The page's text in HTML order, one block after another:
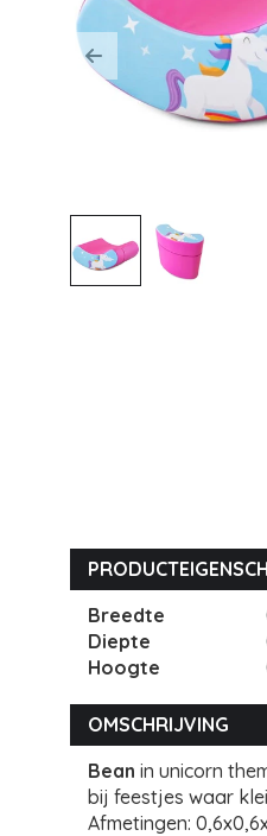
Previous
Breedte
Diepte
Hoogte
OMSCHRIJVING
Bean in unicorn
bij feestjes waar
Afmetingen: